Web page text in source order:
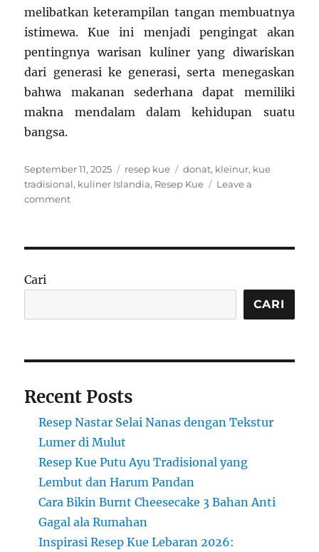
melibatkan keterampilan tangan membuatnya
istimewa. Kue ini menjadi pengingat akan
pentingnya warisan kuliner yang diwariskan
dari generasi ke generasi, serta menegaskan
bahwa makanan sederhana dapat memiliki
makna mendalam dalam kehidupan suatu
bangsa.
Posted
on
September 11, 2025 Categories
resep kue Tags
donat, kleinur, kue
tradisional, kuliner Islandia, Resep Kue
Leave a
commenton
Donat
Tradisional
Cari
CARI
Recent Posts
Resep Nastar Selai Nanas dengan Tekstur
Lumer di Mulut
Resep Kue Putu Ayu Tradisional yang
Lembut dan Harum Pandan
Cara Bikin Burnt Cheesecake 3 Bahan Anti
Gagal ala Rumahan
Inspirasi Resep Kue Lebaran 2026: